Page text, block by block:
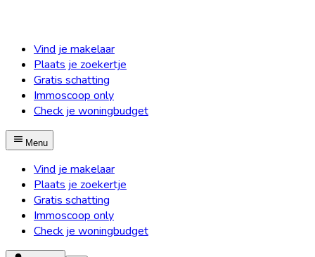
Vind je makelaar
Plaats je zoekertje
Gratis schatting
Immoscoop only
Check je woningbudget
Menu
Vind je makelaar
Plaats je zoekertje
Gratis schatting
Immoscoop only
Check je woningbudget